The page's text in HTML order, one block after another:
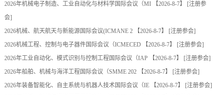
2026年机械电子制造、工业自动化与材料学国际会议（MI【2026-8-7】 [注册参
会]
2026机械、航天航天与新能源国际会议(ICMANE 2【2026-8-7】 [注册参会]
2026机械工程、控制与电子器件国际会议（ICMECED【2026-8-7】 [注册参会]
2026年工业自动化、模式识别与控制工程国际会议（IAP 【2026-8-7】 [注册参会]
2026年船舶、机械与海洋工程国际会议（SMME 202【2026-8-7】 [注册参会]
2026年装备智能化、自主系统与机器人技术国际会议（IE【2026-8-7】 [注册参会]